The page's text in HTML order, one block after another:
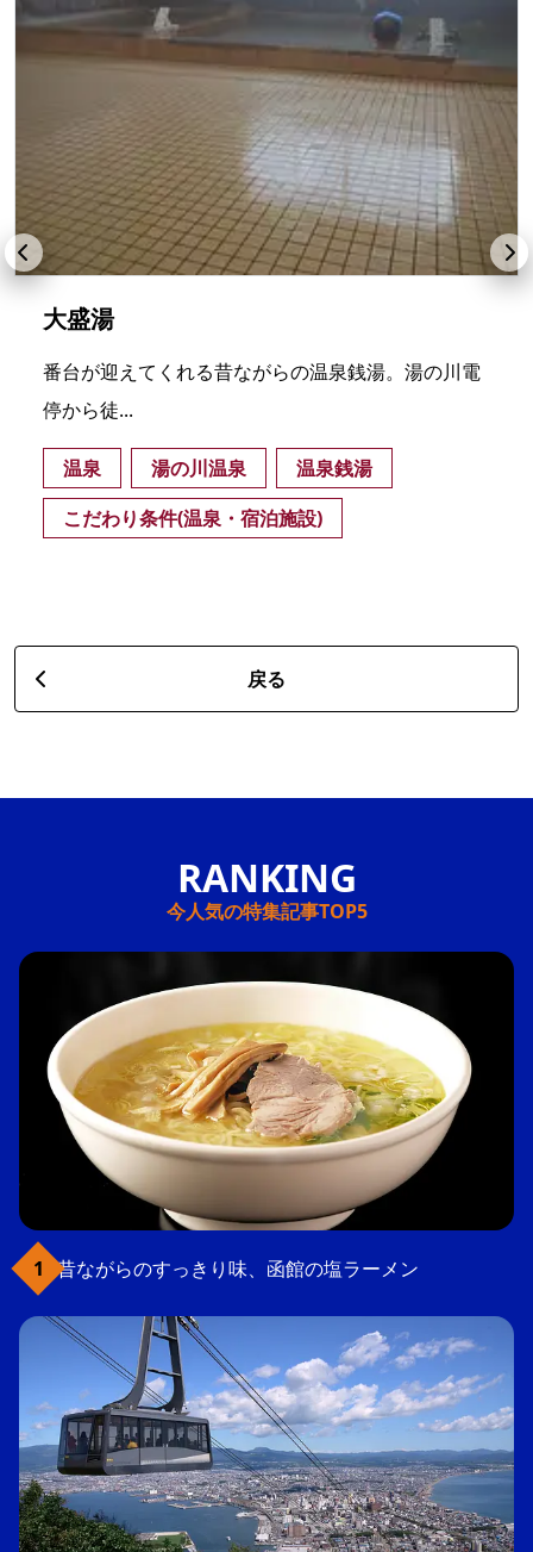
大盛湯
番台が迎えてくれる昔ながらの温泉銭湯。湯の川電
停から徒...
温泉 湯の川温泉
温泉銭湯
こだわり条件(温泉・宿泊施設)
戻る
今人気の特集記事TOP5
昔ながらのすっきり味、函館の塩ラーメン